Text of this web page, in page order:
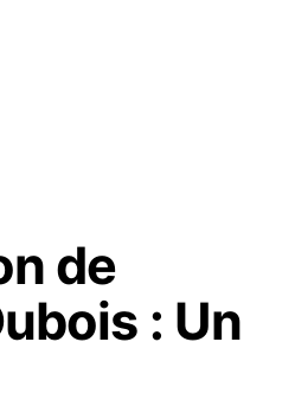
de
: Un